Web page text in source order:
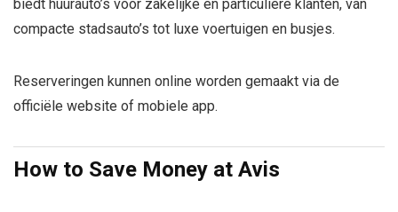
biedt huurauto’s voor zakelijke en particuliere klanten, van
compacte stadsauto’s tot luxe voertuigen en busjes.
Reserveringen kunnen online worden gemaakt via de
officiële website of mobiele app.
How to Save Money at Avis